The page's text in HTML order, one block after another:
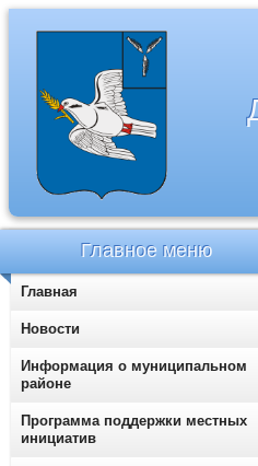
Главное меню
Главная
Новости
Информация о муниципальном
районе
Программа поддержки местных
инициатив